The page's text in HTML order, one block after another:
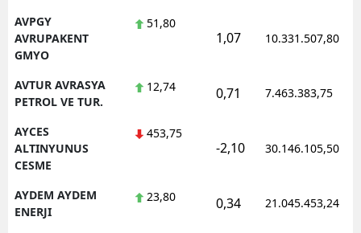
AVPGY
AVRUPAKENT
GMYO
51,80
1,07 10.331.507,80
AVTUR AVRASYA
PETROL VE TUR.
12,74 0,71 7.463.383,75
AYCES
ALTINYUNUS
CESME
453,75
-2,10 30.146.105,50
AYDEM AYDEM
ENERJI
23,80 0,34 21.045.453,24